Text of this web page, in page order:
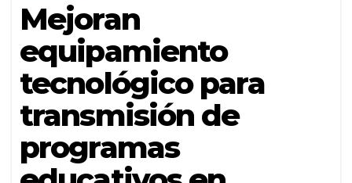
Mejoran
equipamiento
tecnológico para
transmisión de
programas